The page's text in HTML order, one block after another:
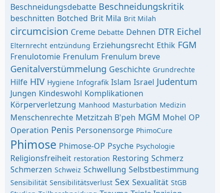
Beschneidungsdebatte Beschneidungskritik
beschnitten Botched Brit Mila Brit Milah
circumcision Creme Debatte Dehnen DTR Eichel
Elternrecht entzündung Erziehungsrecht Ethik FGM
Frenulotomie Frenulum Frenulum breve
Genitalverstümmelung Geschichte Grundrechte
Hilfe HIV Hygiene Infografik Islam Israel Judentum
Jungen Kindeswohl Komplikationen
Körperverletzung Manhood Masturbation Medizin
Menschenrechte Metzitzah B'peh MGM Mohel OP
Operation Penis Personensorge PhimoCure
Phimose Phimose-OP Psyche Psychologie
Religionsfreiheit restoration Restoring Schmerz
Schmerzen Schweiz Schwellung Selbstbestimmung
Sensibilität Sensibilitätsverlust Sex Sexualität StGB